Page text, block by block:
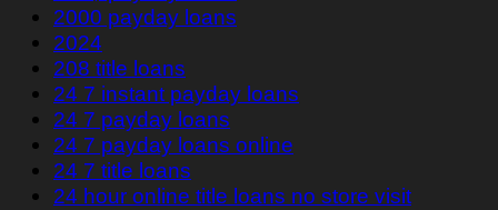
2000 payday loans
2024
208 title loans
24 7 instant payday loans
24 7 payday loans
24 7 payday loans online
24 7 title loans
24 hour online title loans no store visit